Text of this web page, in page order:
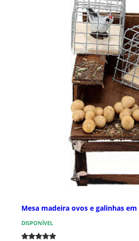
Mesa madeira ovos e galinhas
DISPONÍVEL